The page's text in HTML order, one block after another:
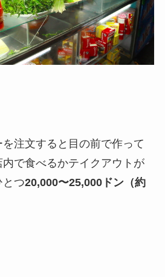
注文すると目の前で作って
で食べるかテイクアウトが
とつ20,000〜25,000ドン（約